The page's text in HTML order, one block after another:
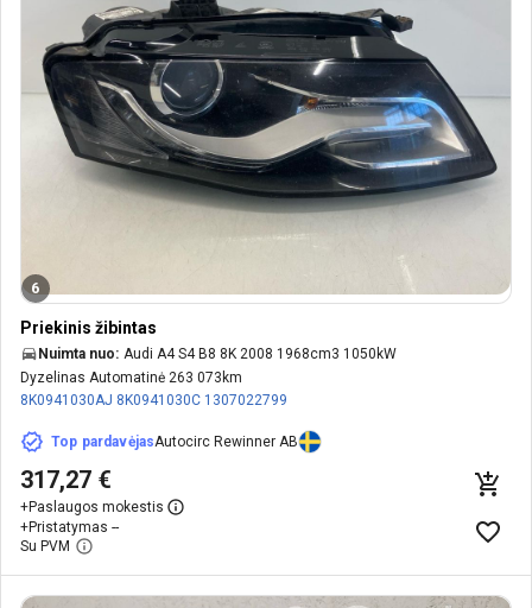
6
Priekinis žibintas
Nuimta nuo: Audi A4 S4 B8 8K 2008 1968cm3 1050kW
Dyzelinas Automatinė 263 073km
8K0941030AJ 8K0941030C 1307022799
Top pardavėjasAutocirc Rewinner AB
317,27 €
+Paslaugos mokestis
+Pristatymas --
Su PVM